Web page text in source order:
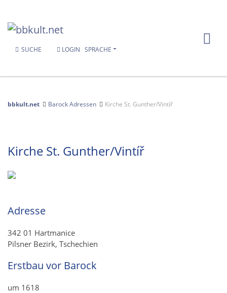
SUCHE LOGIN SPRACHE
bbkult.net Barock Adressen Kirche St. Gunther/Vintíř
Kirche St. Gunther/Vintíř
Adresse
342 01 Hartmanice
Pilsner Bezirk, Tschechien
Erstbau vor Barock
um 1618